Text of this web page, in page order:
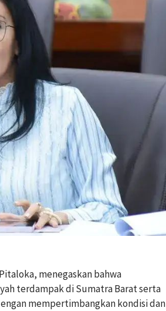
menegaskan bahwa
terdampak di Sumatra Barat serta
mempertimbangkan kondisi dan